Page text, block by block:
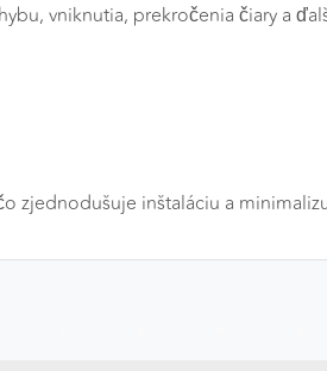
vniknutia, prekročenia čiary a
zjednodušuje inštaláciu a